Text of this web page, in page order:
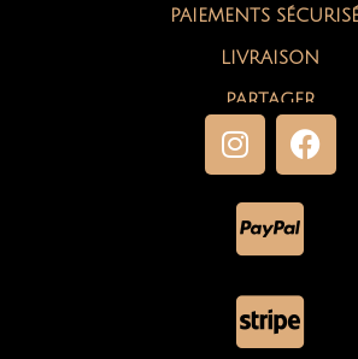
PAIEMENTS
LIVRAISON
PARTAGER